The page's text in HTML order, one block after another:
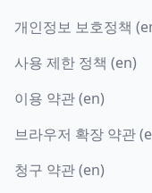
개인정보 보호정책
사용 제한 정책 (en)
이용 약관 (en)
브라우저 확장 약관
청구 약관 (en)